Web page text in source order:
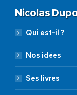
Nicolas
Qui est-il ?
Nos idées
Ses livres